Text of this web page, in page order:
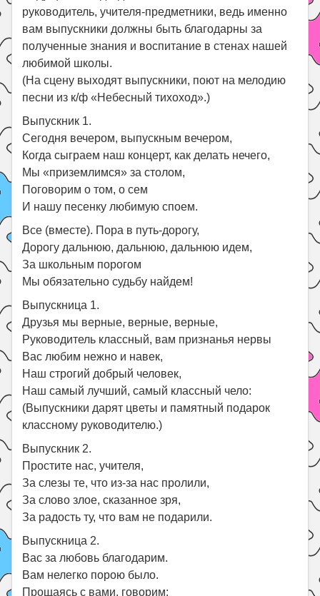
руководитель, учителя-предметники, ведь именно
вам выпускники должны быть благодарны за
полученные знания и воспитание в стенах нашей
любимой школы.
(На сцену выходят выпускники, поют на мелодию
песни из к/ф «Небесный тихоход».)
Выпускник 1.
Сегодня вечером, выпускным вечером,
Когда сыграем наш концерт, как делать нечего,
Мы «приземлимся» за столом,
Поговорим о том, о сем
И нашу песенку любимую споем.
Все (вместе). Пора в путь-дорогу,
Дорогу дальнюю, дальнюю, дальнюю идем,
За школьным порогом
Мы обязательно судьбу найдем!
Выпускница 1.
Друзья мы верные, верные, верные,
Руководитель классный, вам признанья нервы
Вас любим нежно и навек,
Наш строгий добрый человек,
Наш самый лучший, самый классный чело:
(Выпускники дарят цветы и памятный подарок
классному руководителю.)
Выпускник 2.
Простите нас, учителя,
За слезы те, что из-за нас пролили,
За слово злое, сказанное зря,
За радость ту, что вам не подарили.
Выпускница 2.
Вас за любовь благодарим.
Вам нелегко порою было.
Прощаясь с вами, говорим: